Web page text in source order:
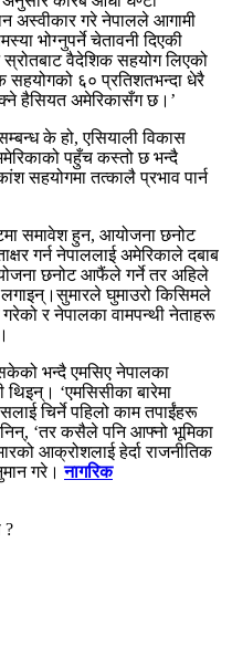
अस्वीकार गरे नेपालले आगामी
भोग्नुपर्ने चेतावनी दिएकी
वैदेशिक सहयोग लिएको
सहयोगको ६० प्रतिशतभन्दा धेरै
सक्ने हैसियत अमेरिकासँग छ।’
के हो, एसियाली विकास
पहुँच कस्तो छ भन्दै
सहयोगमा तत्कालै प्रभाव पार्न
समावेश हुन, आयोजना छनोट
गर्न नेपाललाई अमेरिकाले दबाब
छनोट आफैंले गर्ने तर अहिले
लगाइन्।सुमारले घुमाउरो किसिमले
र नेपालका वामपन्थी नेताहरू
भन्दै एमसिए नेपालका
थिइन्। ‘एमसिसीका बारेमा
चिर्ने पहिलो काम तपाईंहरू
‘तर कसैले पनि आफ्नो भूमिका
आक्रोशलाई हेर्दा राजनीतिक
गरे।नागरिक
?